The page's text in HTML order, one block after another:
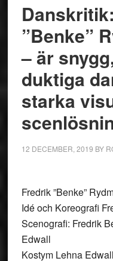
”Benke”
– är
duktiga
starka
12 DECEMBER, 2019 BY
Fredrik ”Benke”
Idé och Koreografi
Scenografi: Fredrik
Edwall
Kostym Lehna Edwall